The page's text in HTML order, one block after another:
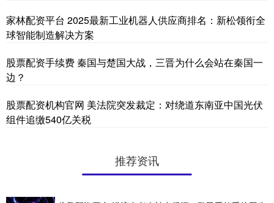
家林配资平台 2025最新工业机器人供应商排名：新松领衔全
球智能制造解决方案
股票配资手续费 秦国与楚国大战，三晋为什么会站在秦国一
边？
股票配资机构官网 美法院突发裁定：对绕道东南亚中国光伏
组件追缴540亿关税
推荐资讯